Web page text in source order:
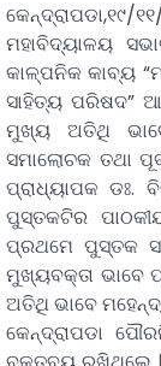
କେନ୍ଦ୍ରାପଡା,୧୯/
ମହାବିଦ୍ୟାଳୟ
କାଳ୍ପନିକ କାବ୍ୟ
ସାହିତ୍ୟ ପରିଷଦ”
ମୁଖ୍ୟ ଅତିଥି
ସମାଲୋଚକ ତଥା
ପ୍ରାଧ୍ୟାପକ ଡଃ.
ପୁସ୍ତକଟିର
ପ୍ରଥମେ ପୁସ୍ତକ
ମୁଖ୍ୟବକ୍ତା ଭାବେ
ଅତିଥି ଭାବେ
କେନ୍ଦ୍ରାପଡା